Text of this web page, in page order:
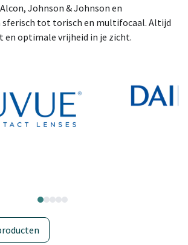
Johnson & Johnson en
sferisch tot torisch en multifocaal. Altijd
optimale vrijheid in je zicht.